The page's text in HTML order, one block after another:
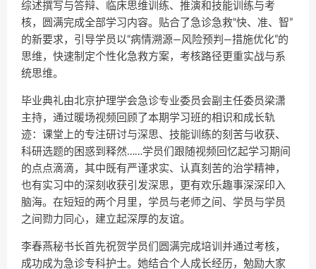
综述撰写与答辩、临床思维训练、推演和技能训练与考
核，圆满完成全部学习内容。贴合了急诊急救“快、准、智”
的新要求，引导学员以“病情溯源—风险预判—措施优化”的
思维，快速制定个性化急救方案，考核路径更重实战与系
统思维。
毕业典礼由北京护理学会急诊专业委员会副主任委员梁潇
主持，通过暖场视频回顾了本期学习班的相识和成长轨
迹：课堂上的专注研讨与深思、技能训练的刻苦与收获、
科研选题的困惑到释然……学员们跟随视频回忆起学习期间
的点点滴滴，其中既有严谨求实、认真刻苦的治学精神，
也有实习中的深刻收获引发深思，更有欢乐趣事深深印入
脑海。在短短的两个月里，学员与老师之间、学员与学员
之间勠力同心，建立起深厚的友谊。
李春燕秘书长首先祝贺学员们圆满完成培训并通过考核，
成功成为急诊专科护士。她结合个人成长经历，勉励大家